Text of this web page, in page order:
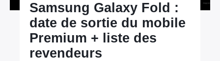
Samsung Galaxy Fold :
date de sortie du mobile
Premium + liste des
revendeurs